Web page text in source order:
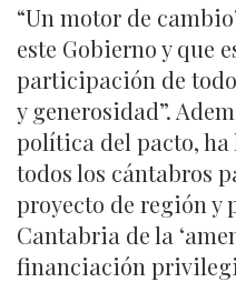
“Un motor de
este Gobierno y que
participación de
y generosidad”.
política del pacto,
todos los cántabros
proyecto de región y
Cantabria de la
financiación